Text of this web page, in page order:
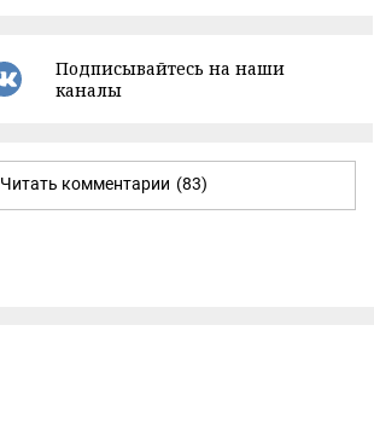
Подписывайтесь на наши
каналы
Читать комментарии (83)